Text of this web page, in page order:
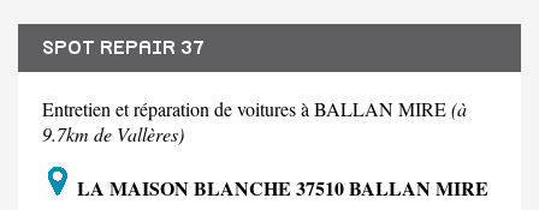
SPOT REPAIR 37
Entretien et réparation de voitures à BALLAN MIRE(à
9.7km de Vallères)
LA MAISON BLANCHE 37510 BALLAN MIRE